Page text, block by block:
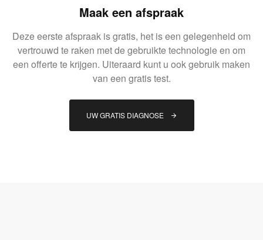
Maak een afspraak
Deze eerste afspraak is gratis, het is een gelegenheid om
vertrouwd te raken met de gebruikte technologie en om
een offerte te krijgen. Uiteraard kunt u ook gebruik maken
van een gratis test.
UW GRATIS DIAGNOSE